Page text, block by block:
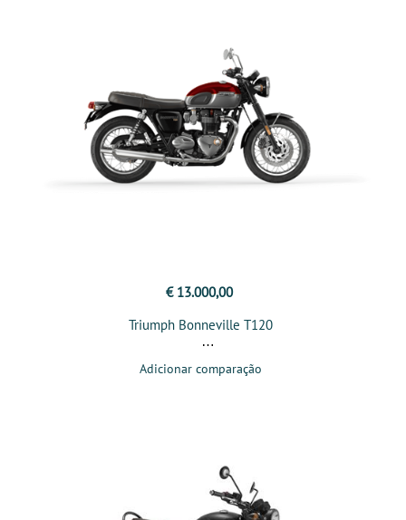
€ 13.000,00
Triumph Bonneville T120
Adicionar comparação